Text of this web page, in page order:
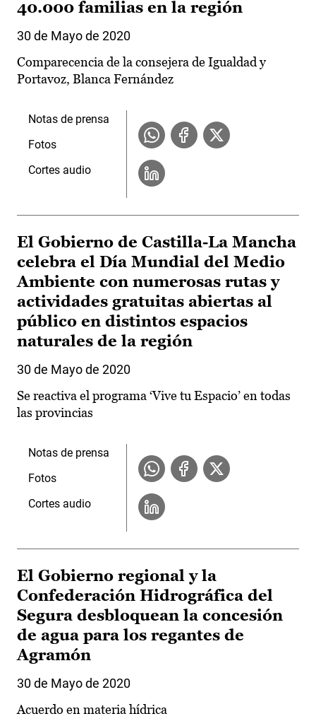
40.000 familias en la región
30 de Mayo de 2020
Comparecencia de la consejera de Igualdad y
Portavoz, Blanca Fernández
Notas de prensa
Fotos
Cortes audio
El Gobierno de Castilla-La Mancha
celebra el Día Mundial del Medio
Ambiente con numerosas rutas y
actividades gratuitas abiertas al
público en distintos espacios
naturales de la región
30 de Mayo de 2020
Se reactiva el programa ‘Vive tu Espacio’ en todas
las provincias
Notas de prensa
Fotos
Cortes audio
El Gobierno regional y la
Confederación Hidrográfica del
Segura desbloquean la concesión
de agua para los regantes de
Agramón
30 de Mayo de 2020
Acuerdo en materia hídrica